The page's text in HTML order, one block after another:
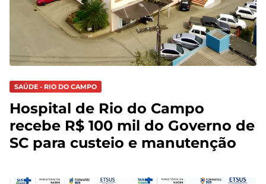
SAÚDE - RIO DO CAMPO
Hospital de Rio do Campo
recebe R$ 100 mil do Governo de
SC para custeio e manutenção